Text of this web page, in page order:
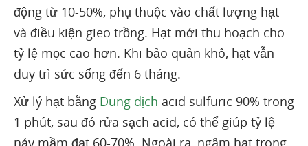
động từ 10-50%, phụ thuộc vào chất lượng hạt
và điều kiện gieo trồng. Hạt mới thu hoạch cho
tỷ lệ mọc cao hơn. Khi bảo quản khô, hạt vẫn
duy trì sức sống đến 6 tháng.
Xử lý hạt bằng Dung dịch acid sulfuric 90% trong
1 phút, sau đó rửa sạch acid, có thể giúp tỷ lệ
nảy mầm đạt 60-70%. Ngoài ra, ngâm hạt trong